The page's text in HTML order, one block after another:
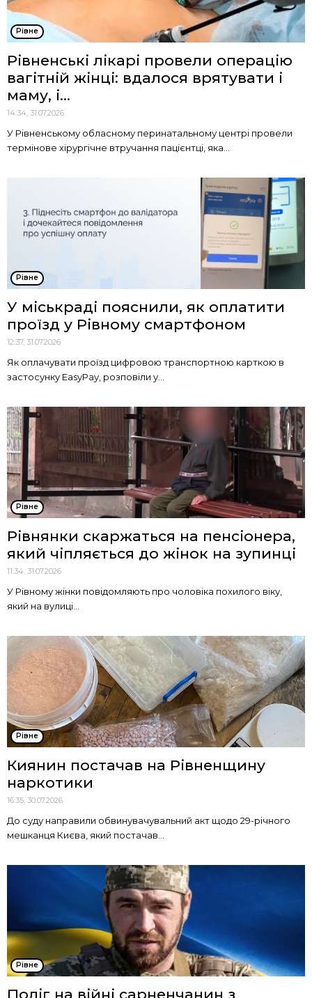
Рівне
Рівненські лікарі провели операцію
вагітній жінці: вдалося врятувати і
маму, і...
14:34, 31.07.2026
У Рівненському обласному перинатальному центрі провели
термінове хірургічне втручання пацієнтці, яка...
Рівне
У міськраді пояснили, як оплатити
проїзд у Рівному смартфоном
12:37, 31.07.2026
Як оплачувати проїзд цифровою транспортною карткою в
застосунку EasyPay, розповіли у...
Рівне
Рівнянки скаржаться на пенсіонера,
який чіпляється до жінок на зупинці
11:34, 31.07.2026
У Рівному жінки повідомляють про чоловіка похилого віку,
який на вулиці...
Рівне
Киянин постачав на Рівненщину
наркотики
16:35, 30.07.2026
До суду направили обвинувачувальний акт щодо 29-річного
мешканця Києва, який постачав...
Рівне
Поліг на війні сарненчанин з